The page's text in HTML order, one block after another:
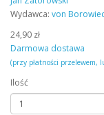
Wydawca: von
24,90 zł
Darmowa dostawa
(przy płatności przelewem,
Ilość